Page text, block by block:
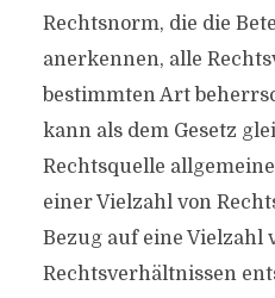
Rechtsnorm, die die
anerkennen, alle
bestimmten Art
kann als dem Gesetz
Rechtsquelle
einer Vielzahl von
Bezug auf eine Vielzahl
Rechtsverhältnissen